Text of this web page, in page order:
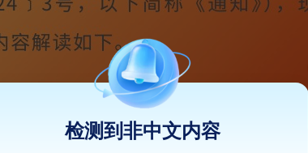
检测到非中文内容